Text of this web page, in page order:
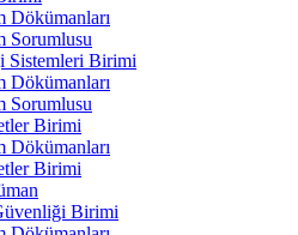
Dökümanları
Sorumlusu
Sistemleri Birimi
Dökümanları
Sorumlusu
Birimi
Dökümanları
Birimi
Birimi